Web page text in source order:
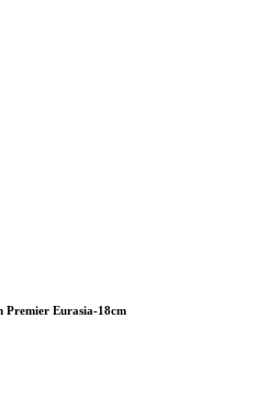
Premier Eurasia-18cm